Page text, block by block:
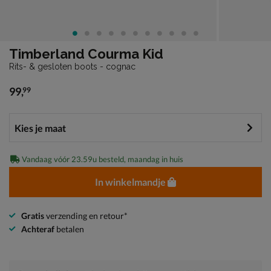
Timberland Courma Kid
Rits- & gesloten boots - cognac
€ 99,99
99,99
Vandaag vóór 23.59u besteld, maandag in huis
In winkelmandje
Gratisverzending en retour*
Achteraf betalen